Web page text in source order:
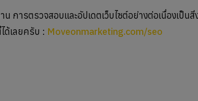
การตรวจสอบและอัปเดตเว็บไซต์อย่างต่อเนื่องเป็น
ด้เลยครับ : Moveonmarketing.com/seo